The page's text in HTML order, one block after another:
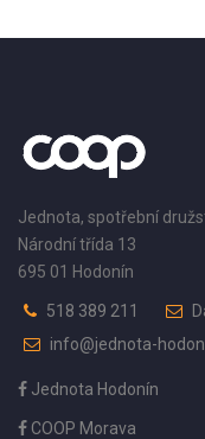
Jednota, spotřební
Národní třída 13
695 01 Hodonín
518 389 211
info@jednota-
Jednota Hodonín
COOP Morava